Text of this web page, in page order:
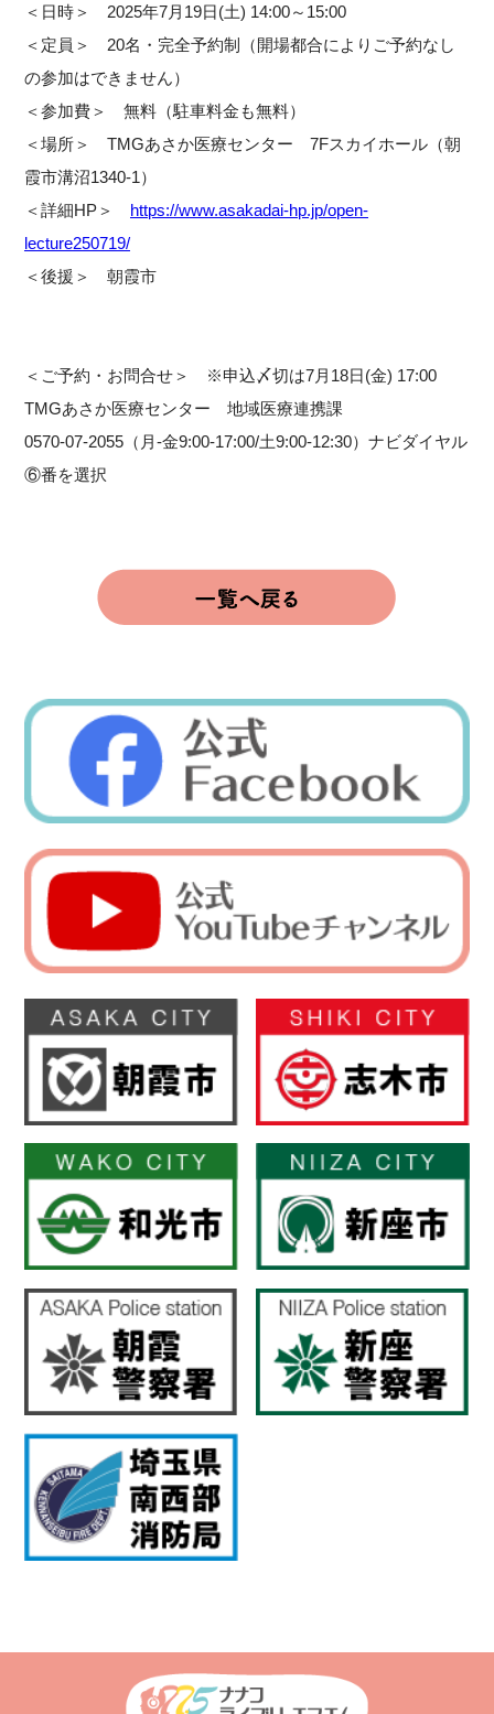
＜日時＞ 2025年7月19日(土) 14:00～15:00
＜定員＞ 20名・完全予約制（開場都合によりご予約なし
の参加はできません）
＜参加費＞ 無料（駐車料金も無料）
＜場所＞ TMGあさか医療センター 7Fスカイホール（朝
霞市溝沼1340-1）
＜詳細HP＞ https://www.asakadai-hp.jp/open-
lecture250719/
＜後援＞ 朝霞市
＜ご予約・お問合せ＞ ※申込〆切は7月18日(金) 17:00
TMGあさか医療センター 地域医療連携課
0570-07-2055（月-金9:00-17:00/土9:00-12:30）ナビダイヤル
⑥番を選択